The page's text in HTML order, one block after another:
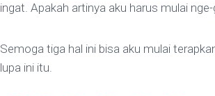
ingat. Apakah artinya aku harus mulai
Semoga tiga hal ini bisa aku mulai
lupa ini itu.